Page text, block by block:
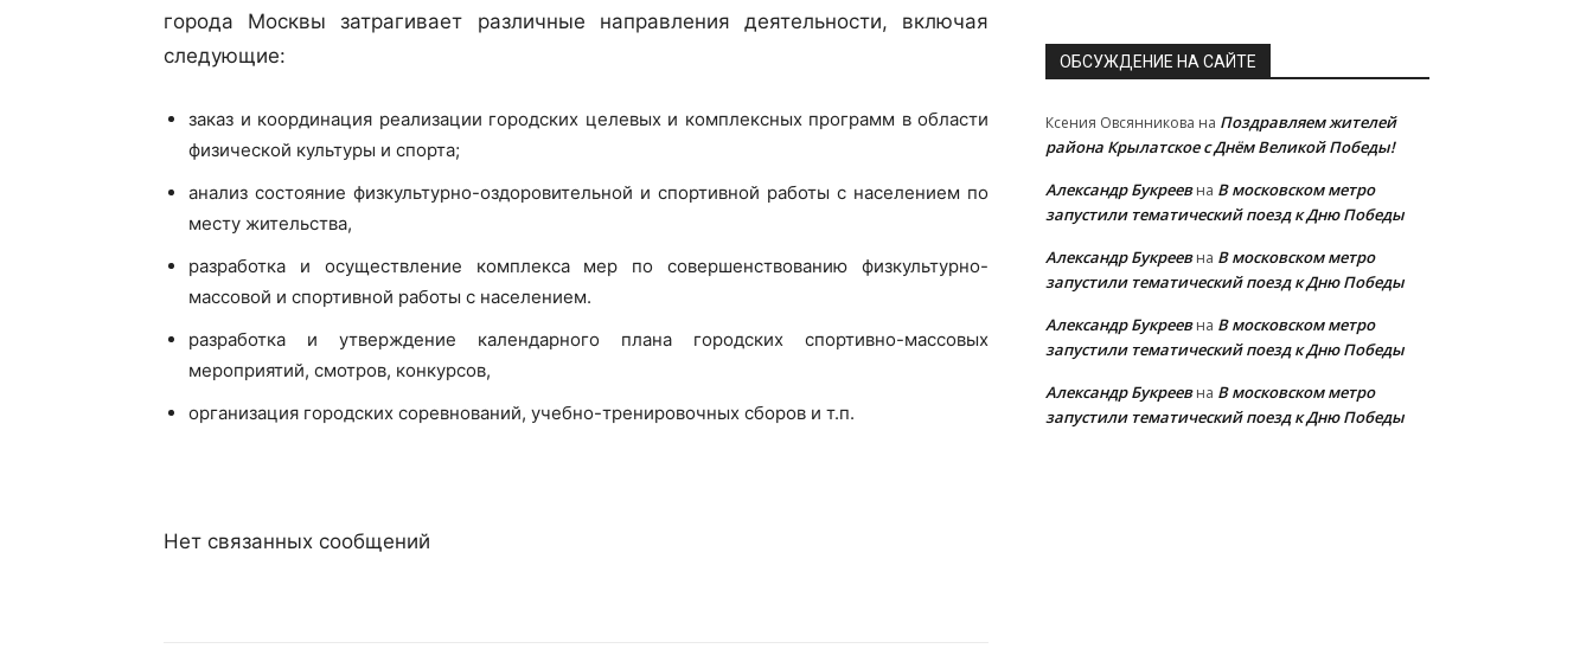
города Москвы затрагивает различные направления деятельности, включая
следующие:
заказ и координация реализации городских целевых и комплексных программ в области
физической культуры и спорта;
анализ состояние физкультурно-оздоровительной и спортивной работы с населением по
месту жительства,
разработка и осуществление комплекса мер по совершенствованию физкультурно-
массовой и спортивной работы с населением.
разработка и утверждение календарного плана городских спортивно-массовых
мероприятий, смотров, конкурсов,
организация городских соревнований, учебно-тренировочных сборов и т.п.
Нет связанных сообщений
ОБСУЖДЕНИЕ НА САЙТЕ
Ксения Овсянникова на Поздравляем жителей
района Крылатское с Днём Великой Победы!
Александр Букреевна В московском метро
запустили тематический поезд к Дню Победы
Александр Букреевна В московском метро
запустили тематический поезд к Дню Победы
Александр Букреевна В московском метро
запустили тематический поезд к Дню Победы
Александр Букреевна В московском метро
запустили тематический поезд к Дню Победы